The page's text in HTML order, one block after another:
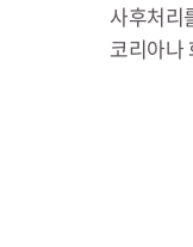
사후처리
코리아나